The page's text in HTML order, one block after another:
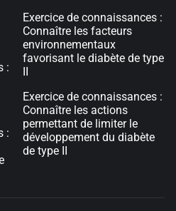
:
:
Exercice de connaissances :
Connaître les facteurs
environnementaux
favorisant le diabète de type
II
Exercice de connaissances :
Connaître les actions
permettant de limiter le
développement du diabète
de type II